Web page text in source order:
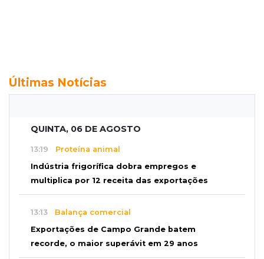
Últimas Notícias
QUINTA, 06 DE AGOSTO
13:19 Proteína animal
Indústria frigorífica dobra empregos e
multiplica por 12 receita das exportações
13:13 Balança comercial
Exportações de Campo Grande batem
recorde, o maior superávit em 29 anos